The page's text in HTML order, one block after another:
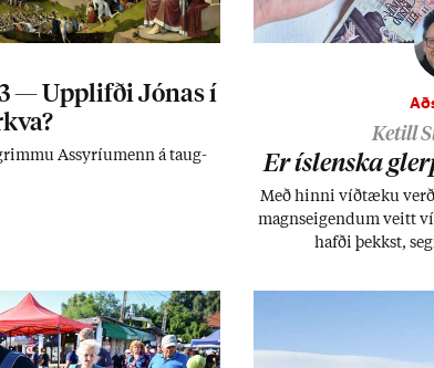
— Upp­lifði Jón­as í
Ass­yríu­menn á taug­
Ketill
Er ís­lenska
Með hinni víð­tæku
magns­eig­end­um veitt
hafði þekkst,